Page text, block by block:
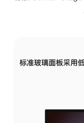
标准玻璃面板采用